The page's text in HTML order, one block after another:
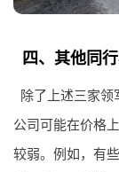
四、其他同
除了上述三家
公司可能在价格
较弱。例如，有